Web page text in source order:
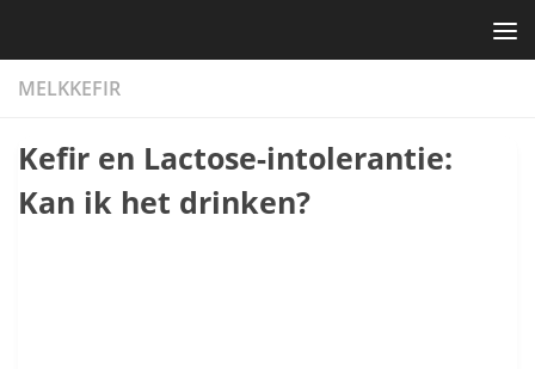
MELKKEFIR
Kefir en Lactose-intolerantie:
Kan ik het drinken?